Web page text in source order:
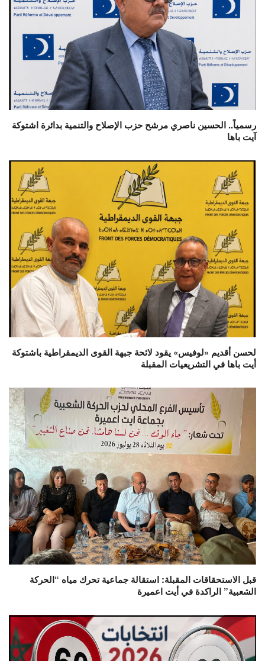
رسمياً.. الحسين ناصري مرشح حزب الإصلاح والتنمية بدائرة اشتوكة
آيت باها
لحسن أقديم «لوفيس» يقود لائحة جبهة القوى الديمقراطية باشتوكة
أيت باها في التشريعيات المقبلة
قبل الاستحقاقات المقبلة: استقالة جماعية تحرك مياه “الحركة
الشعبية” الراكدة في أيت اعميرة